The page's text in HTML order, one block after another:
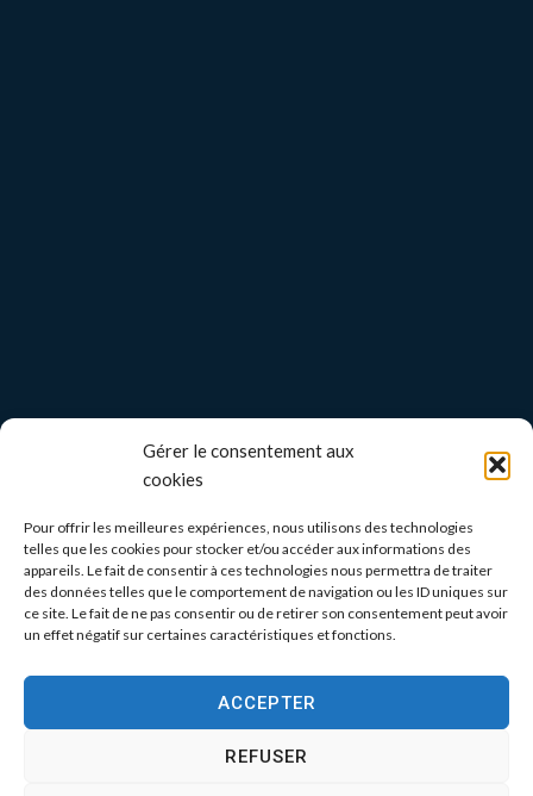
Gérer le consentement aux
cookies
Pour offrir les meilleures expériences, nous utilisons des technologies
telles que les cookies pour stocker et/ou accéder aux informations des
appareils. Le fait de consentir à ces technologies nous permettra de traiter
des données telles que le comportement de navigation ou les ID uniques sur
ce site. Le fait de ne pas consentir ou de retirer son consentement peut avoir
un effet négatif sur certaines caractéristiques et fonctions.
ACCEPTER
REFUSER